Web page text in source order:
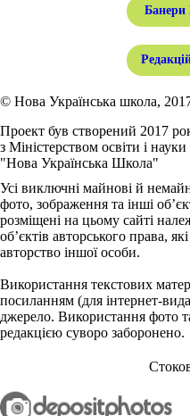
© Нова Українська школа,
Проект був створений 2017
з Міністерством освіти і
"Нова Українська Школа"
Усі виключні майнові й
фото, зображення та інші
розміщені на цьому сайті
об’єктів авторського права,
авторство іншої особи.
Використання текстових
посиланням (для інтернет-
джерело. Використання фото
редакцією суворо заборонено.